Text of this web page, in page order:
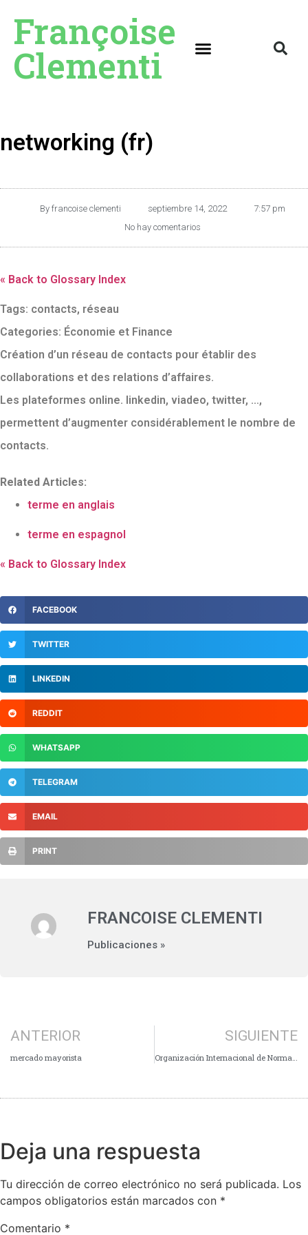
Françoise
Clementi
networking (fr)
Byfrancoise clementi septiembre 14, 2022
7:57 pm
No hay comentarios
« Back to Glossary Index
Tags: contacts, réseau
Categories: Économie et Finance
Création d’un réseau de contacts pour établir des
collaborations et des relations d’affaires.
Les plateformes online. linkedin, viadeo, twitter, …,
permettent d’augmenter considérablement le nombre de
contacts.
Related Articles:
terme en anglais
terme en espagnol
« Back to Glossary Index
FACEBOOK
TWITTER
LINKEDIN
REDDIT
WHATSAPP
TELEGRAM
EMAIL
PRINT
FRANCOISE CLEMENTI
Publicaciones »
ANTERIOR
mercado mayorista
SIGUIENTE
Organización Internacional de Normalización
Deja una respuesta
Tu dirección de correo electrónico no será publicada. Los
campos obligatorios están marcados con *
Comentario *